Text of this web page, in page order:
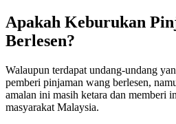
Apakah Keburukan
Berlesen?
Walaupun terdapat undang-undang
pemberi pinjaman wang berlesen,
amalan ini masih ketara dan memberi
masyarakat Malaysia.